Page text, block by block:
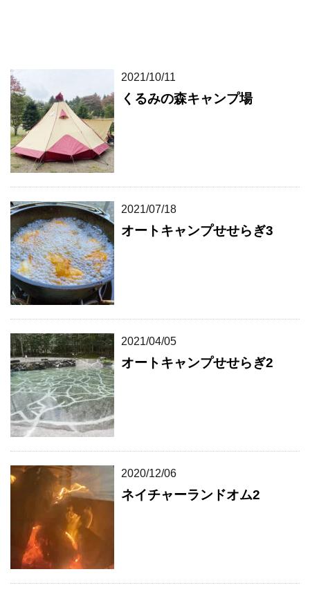
2021/10/11
くるみの森キャンプ場
2021/07/18
オートキャンプせせらぎ3
2021/04/05
オートキャンプせせらぎ2
2020/12/06
ネイチャーランドオム2